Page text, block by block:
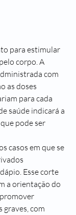
para estimular
corpo. A
com
as doses
para cada
saúde indicará a
pode ser
casos em que se
Esse corte
a orientação do
com